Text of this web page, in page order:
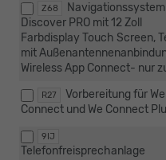
Z68
Navigationssystem
Discover PRO mit 12 Zoll
Farbdisplay Touch Screen,
mit
Wireless App Connect- nur
R27
Vorbereitung für We
Connect und We Connect
9IJ
Telefonfreisprechanlage